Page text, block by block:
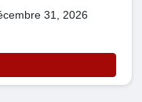
31, 2026